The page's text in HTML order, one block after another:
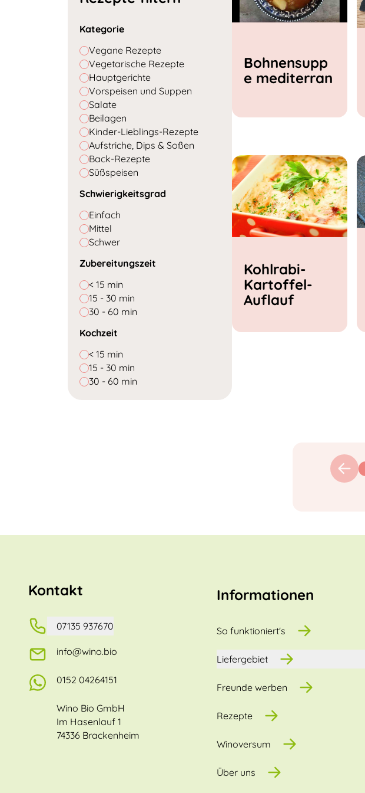
Kategorie
Vegane Rezepte
Vegetarische Rezepte
Hauptgerichte
Vorspeisen und Suppen
Salate
Beilagen
Kinder-Lieblings-Rezepte
Aufstriche, Dips & Soßen
Back-Rezepte
Süßspeisen
Schwierigkeitsgrad
Einfach
Mittel
Schwer
Zubereitungszeit
< 15 min
15 - 30 min
30 - 60 min
Kochzeit
< 15 min
15 - 30 min
30 - 60 min
Bohnensupp
e mediterran
Kohlrabi-
Kartoffel-
Auflauf
Kontakt
07135 937670
info@wino.bio
0152 04264151
Wino Bio GmbH
Im Hasenlauf 1
74336 Brackenheim
Informationen
So funktioniert's
Liefergebiet
Freunde werben
Rezepte
Winoversum
Über uns